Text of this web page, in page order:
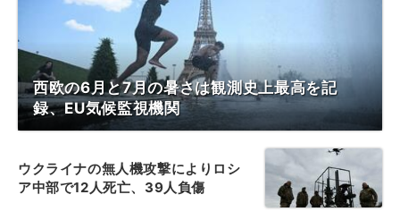
西欧の6月と7月の暑さは観測史上最高を記
録、EU気候監視機関
ウクライナの無人機攻撃によりロシ
ア中部で12人死亡、39人負傷